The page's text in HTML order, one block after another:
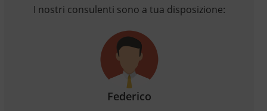
I nostri consulenti sono a tua disposizione:
Federico